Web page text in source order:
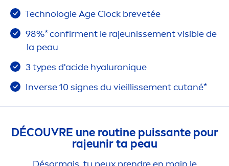
Technologie Age Clock brevetée
98%* confirment le rajeunissement visible de
la peau
3 types d'acide hyaluronique
Inverse 10 signes du vieillissement cutané*
DÉCOUVRE une routine puissante pour
rajeunir ta peau